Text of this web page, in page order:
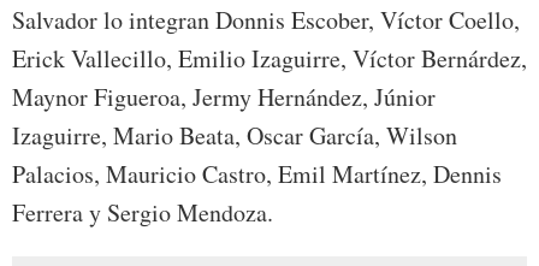
Salvador lo integran Donnis Escober, Víctor Coello,
Erick Vallecillo, Emilio Izaguirre, Víctor Bernárdez,
Maynor Figueroa, Jermy Hernández, Júnior
Izaguirre, Mario Beata, Oscar García, Wilson
Palacios, Mauricio Castro, Emil Martínez, Dennis
Ferrera y Sergio Mendoza.